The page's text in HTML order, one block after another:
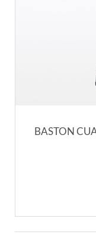
BASTON